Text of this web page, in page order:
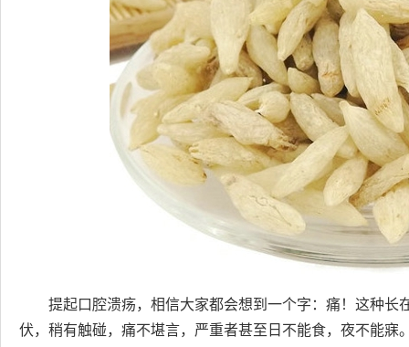
提起口腔溃疡，相信大家都会想到一个字：痛！这种
伏，稍有触碰，痛不堪言，严重者甚至日不能食，夜不能寐